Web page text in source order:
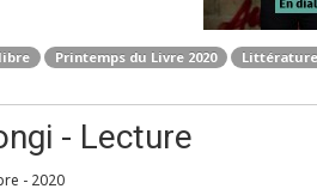
Printemps du Livre 2020
- Lecture
- 2020